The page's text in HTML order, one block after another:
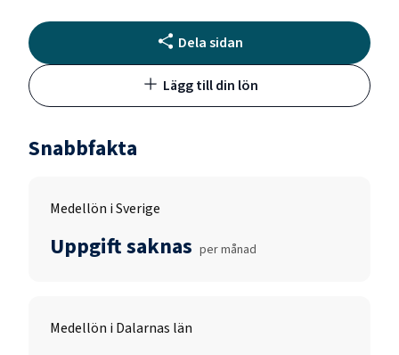
Dela sidan
Lägg till din lön
Snabbfakta
Medellön i Sverige
Uppgift saknas per månad
Medellön i Dalarnas län